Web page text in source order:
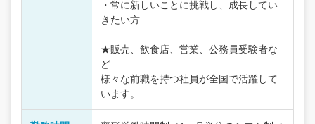
・常に新しいことに挑戦し、成長してい
きたい方
★販売、飲食店、営業、公務員受験者な
ど
様々な前職を持つ社員が全国で活躍して
います。